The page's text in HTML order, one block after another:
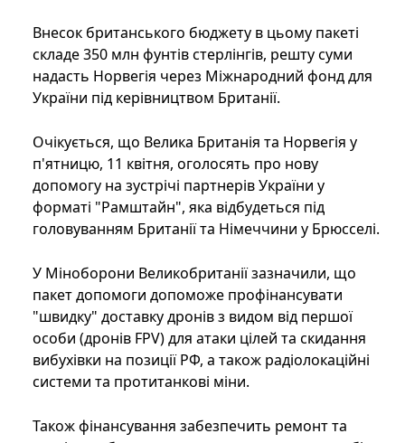
Внесок британського бюджету в цьому пакеті
складе 350 млн фунтів стерлінгів, решту суми
надасть Норвегія через Міжнародний фонд для
України під керівництвом Британії.
Очікується, що Велика Британія та Норвегія у
п'ятницю, 11 квітня, оголосять про нову
допомогу на зустрічі партнерів України у
форматі "Рамштайн", яка відбудеться під
головуванням Британії та Німеччини у Брюсселі.
У Міноборони Великобританії зазначили, що
пакет допомоги допоможе профінансувати
"швидку" доставку дронів з видом від першої
особи (дронів FPV) для атаки цілей та скидання
вибухівки на позиції РФ, а також радіолокаційні
системи та протитанкові міни.
Також фінансування забезпечить ремонт та